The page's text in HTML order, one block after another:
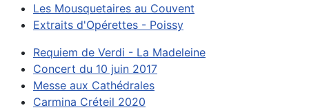
Les Mousquetaires au Couvent
Extraits d'Opérettes - Poissy
Requiem de Verdi - La Madeleine
Concert du 10 juin 2017
Messe aux Cathédrales
Carmina Créteil 2020